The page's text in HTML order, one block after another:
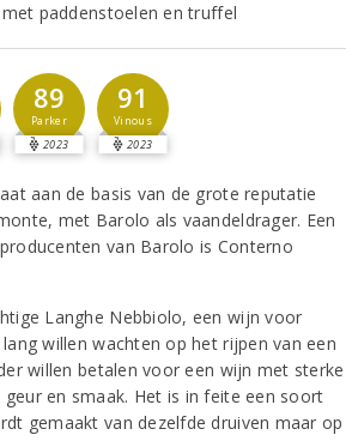
paddenstoelen en truffel
89
Parker
2023
91
Vinous
2023
aan de basis van de grote reputatie
met Barolo als vaandeldrager. Een
van Barolo is Conterno
Langhe Nebbiolo, een wijn voor
willen wachten op het rijpen van een
willen betalen voor een wijn met sterke
en smaak. Het is in feite een soort
gemaakt van dezelfde druiven maar op